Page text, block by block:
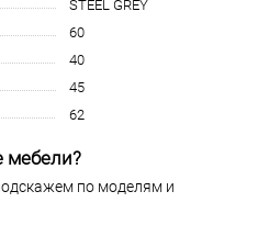
STEEL GREY
60
40
45
62
мебели?
по моделям и